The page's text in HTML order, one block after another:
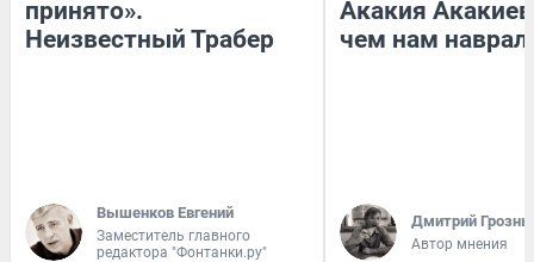
принято».
Неизвестный Трабер
Вышенков Евгений
Заместитель главного
редактора "Фонтанки.ру"
Акакия
чем нам
Дмитрий
Автор мнения